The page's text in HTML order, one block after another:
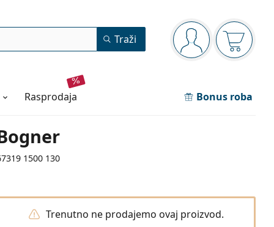
Navigacijska ploča
ste prijavljeni
Traži
rasprodaja Bonus roba
1500 130
Trenutno ne prodajemo ovaj proizvod.